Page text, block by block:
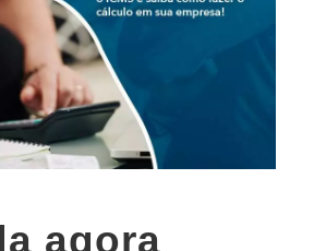
agora